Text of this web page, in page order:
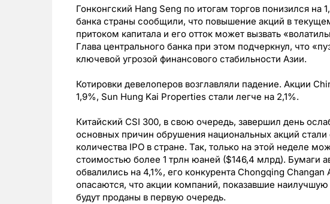
Гонконгский Hang Seng по итогам торгов понизился на
банка страны сообщили, что повышение акций в
притоком капитала и его отток может вызвать
Глава центрального банка при этом подчеркнул, что
ключевой угрозой финансового стабильности Азии.
Котировки девелоперов возглавляли падение. Акции
1,9%, Sun Hung Kai Properties стали легче на 2,1%.
Китайский CSI 300, в свою очередь, завершил день
основных причин обрушения национальных акций
количества IPO в стране. Так, только на этой неделе
стоимостью более 1 трлн юаней ($146,4 млрд). Бумаги
обвалились на 4,1%, его конкурента Chongqing
опасаются, что акции компаний, показавшие
будут проданы в первую очередь.